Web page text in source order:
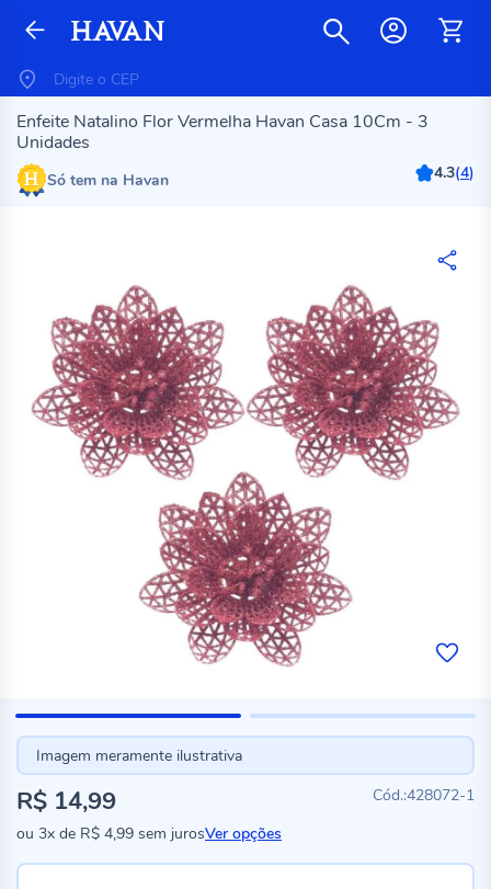
Enfeite Natalino Flor Vermelha Havan Casa 10Cm - 3
Unidades
Só tem na Havan 4.3(4)
Imagem meramente ilustrativa
428072-1
R$ 14,99
ou 3x de R$ 4,99 sem jurosVer opções